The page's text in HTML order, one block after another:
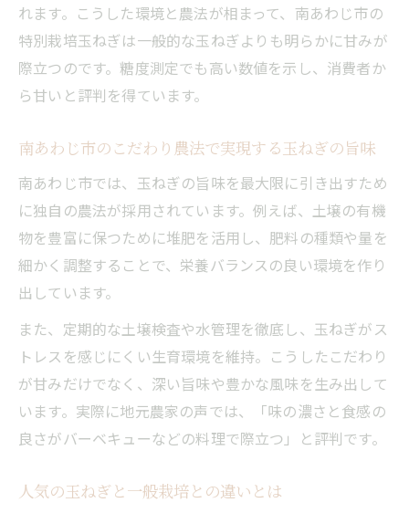
れます。こうした環境と農法が相まって、南あわじ市の
特別栽培玉ねぎは一般的な玉ねぎよりも明らかに甘みが
際立つのです。糖度測定でも高い数値を示し、消費者か
ら甘いと評判を得ています。
南あわじ市のこだわり農法で実現する玉ねぎの旨味
南あわじ市では、玉ねぎの旨味を最大限に引き出すため
に独自の農法が採用されています。例えば、土壌の有機
物を豊富に保つために堆肥を活用し、肥料の種類や量を
細かく調整することで、栄養バランスの良い環境を作り
出しています。
また、定期的な土壌検査や水管理を徹底し、玉ねぎがス
トレスを感じにくい生育環境を維持。こうしたこだわり
が甘みだけでなく、深い旨味や豊かな風味を生み出して
います。実際に地元農家の声では、「味の濃さと食感の
良さがバーベキューなどの料理で際立つ」と評判です。
人気の玉ねぎと一般栽培との違いとは